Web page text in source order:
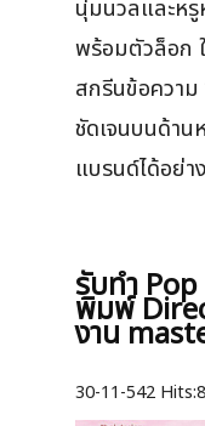
นุ่มนวลและห
พร้อมตัวล็อก
สกรีนข้อความ
ชัดเจนบนด้าน
แบรนด์ได้อย่
รับทำ
พิมพ์
งาน
30-11-542 Hits: